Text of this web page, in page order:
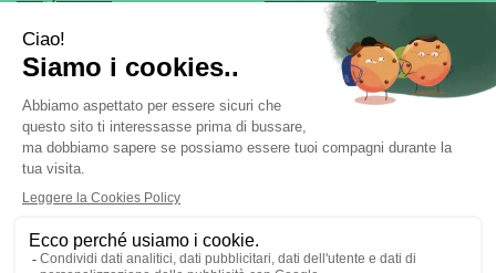
Contatti
Iscrizione alla
Newsletter
Pagamento
Modalità di
Spedizione e Ritiro
Condizioni di Vendita
Farmacia di Liscate sas - Dr. F. Nobile &